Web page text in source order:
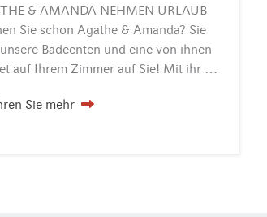
& AMANDA NEHMEN URLAUB
Sie schon Agathe & Amanda? Sie
Badeenten und eine von ihnen
wartet auf Ihrem Zimmer auf Sie! Mit ihr können Sie Ihre nächste Nacht im INSELHOTEL Potsdam kostenfrei verbringen oder sich im…
Sie mehr